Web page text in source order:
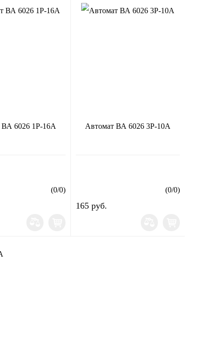
ВА 6026 1Р-16А
(0/0)
Автомат ВА 6026 3Р-10А
(0/0)
165 руб.